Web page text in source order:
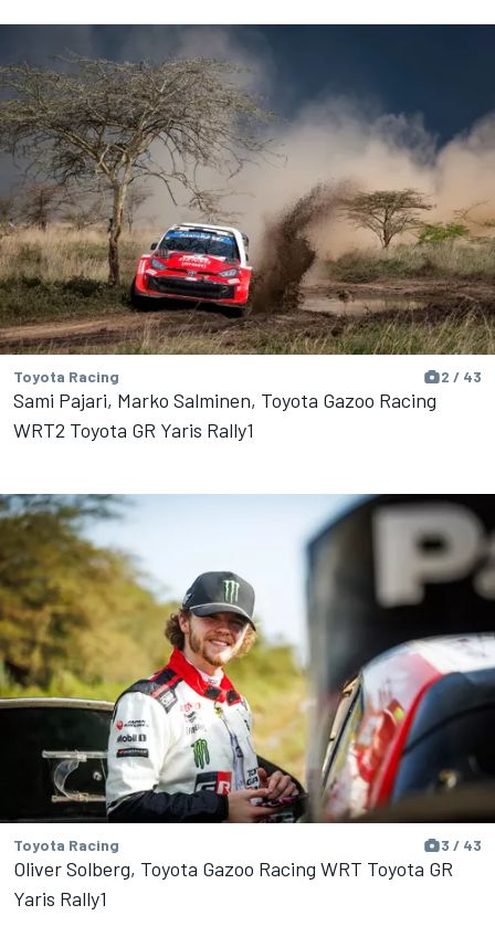
Toyota Racing 2 / 43
Sami Pajari, Marko Salminen, Toyota Gazoo Racing
WRT2 Toyota GR Yaris Rally1
Toyota Racing 3 / 43
Oliver Solberg, Toyota Gazoo Racing WRT Toyota GR
Yaris Rally1